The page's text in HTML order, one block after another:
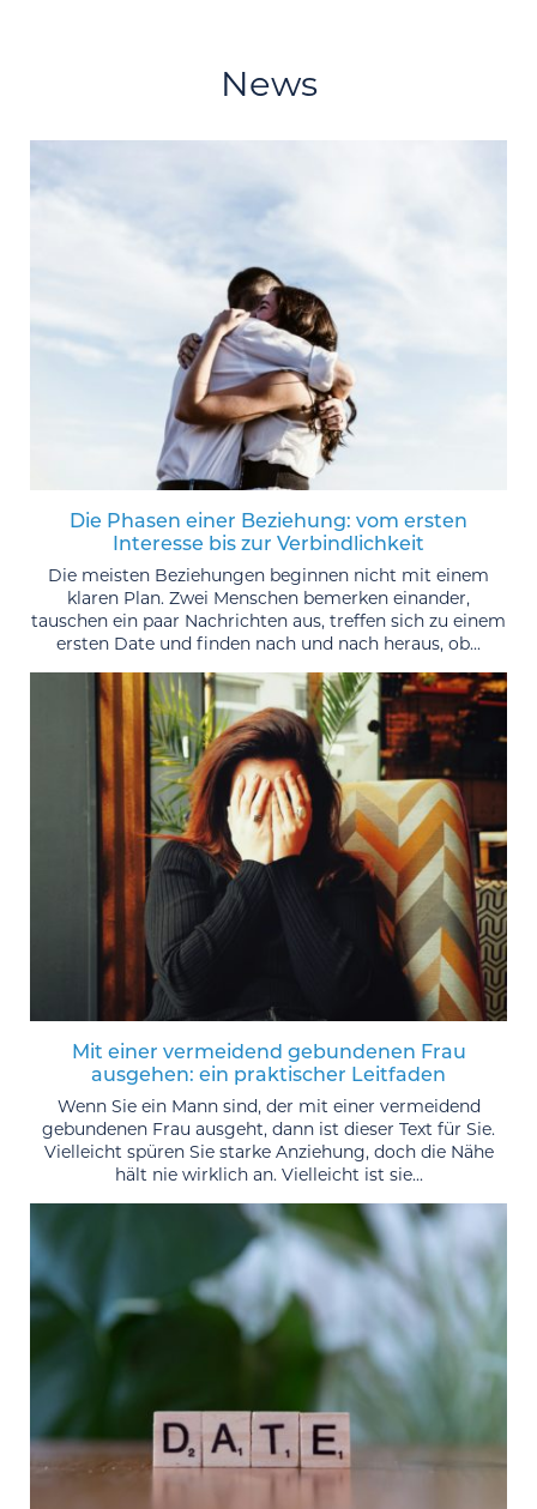
News
Die Phasen einer Beziehung: vom ersten
Interesse bis zur Verbindlichkeit
Die meisten Beziehungen beginnen nicht mit einem
klaren Plan. Zwei Menschen bemerken einander,
tauschen ein paar Nachrichten aus, treffen sich zu einem
ersten Date und finden nach und nach heraus, ob...
Mit einer vermeidend gebundenen Frau
ausgehen: ein praktischer Leitfaden
Wenn Sie ein Mann sind, der mit einer vermeidend
gebundenen Frau ausgeht, dann ist dieser Text für Sie.
Vielleicht spüren Sie starke Anziehung, doch die Nähe
hält nie wirklich an. Vielleicht ist sie...